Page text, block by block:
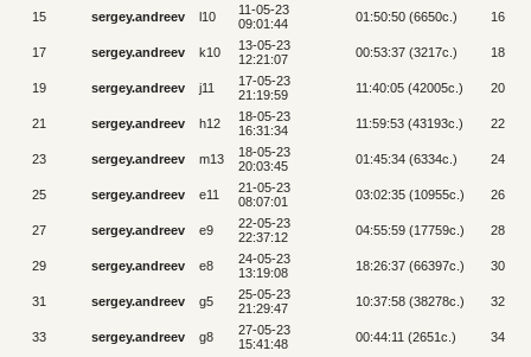
15 sergey.andreev l10
11-05-23
09:01:44
01:50:50 (6650c.) 16
17 sergey.andreev k10
13-05-23
12:21:07
00:53:37 (3217c.) 18
19 sergey.andreev j11
17-05-23
21:19:59
11:40:05 (42005c.) 20
21 sergey.andreev h12
18-05-23
16:31:34
11:59:53 (43193c.) 22
23 sergey.andreev m13
18-05-23
20:03:45
01:45:34 (6334c.) 24
25 sergey.andreev e11
21-05-23
08:07:01
03:02:35 (10955c.) 26
27 sergey.andreev e9
22-05-23
22:37:12
04:55:59 (17759c.) 28
29 sergey.andreev e8
24-05-23
13:19:08
18:26:37 (66397c.) 30
31 sergey.andreev g5
25-05-23
21:29:47
10:37:58 (38278c.) 32
33 sergey.andreev g8
27-05-23
15:41:48
00:44:11 (2651c.) 34